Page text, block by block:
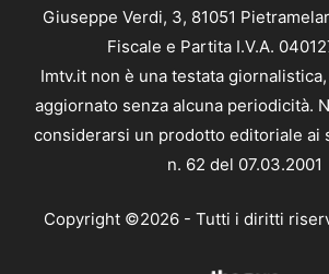
Giuseppe Verdi, 3, 81051
Fiscale e Partita I.V.A.
Imtv.it non è una testata
aggiornato senza alcuna periodicità.
considerarsi un prodotto editoriale ai
n. 62 del 07.03.2001
Copyright ©2026 - Tutti i diritti